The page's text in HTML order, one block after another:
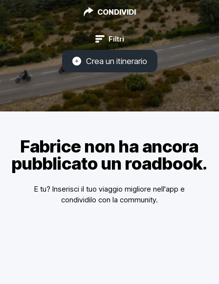
CONDIVIDI
Filtri
Crea un itinerario
Fabrice non ha ancora
pubblicato un roadbook.
E tu? Inserisci il tuo viaggio migliore nell'app e
condividilo con la community.